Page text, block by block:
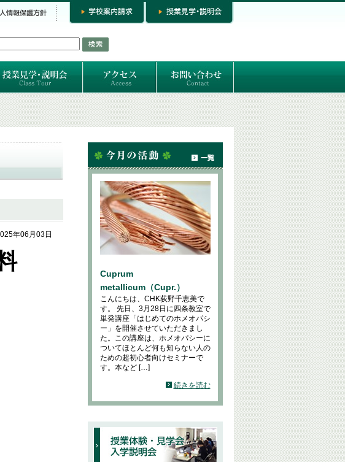
お問い合わせ
専門コースお問い合わせ
専門コース入学お申し込み
個人セッション
年06月03日
Cuprum
metallicum（Cupr.）
こんにちは、CHK荻野千恵美で
す。 先日、3月28日に四条教室で
単発講座「はじめてのホメオパシ
ー」を開催させていただきまし
た。この講座は、ホメオパシーに
ついてほとんど何も知らない人の
ための超初心者向けセミナーで
す。本など […]
続きを読む